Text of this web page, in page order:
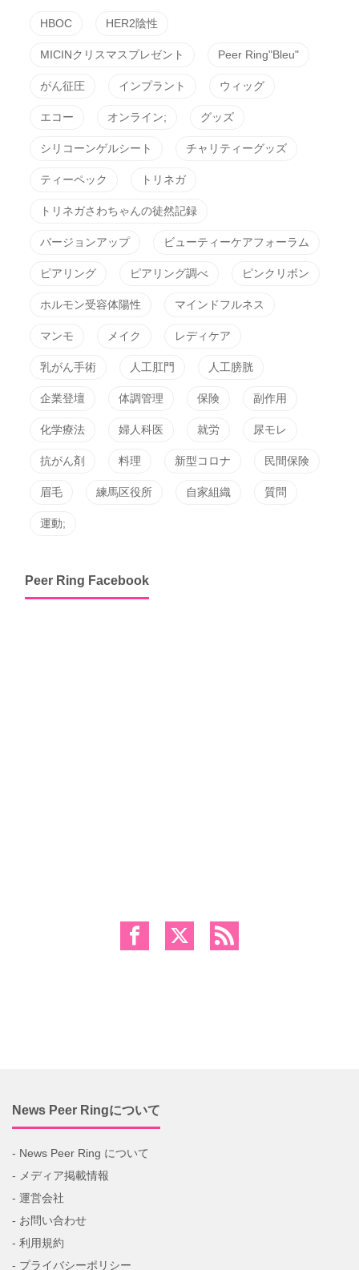
HBOC HER2陰性
MICINクリスマスプレゼント Peer Ring"Bleu"
がん征圧 インプラント ウィッグ
エコー オンライン; グッズ
シリコーンゲルシート チャリティーグッズ
ティーペック トリネガ
トリネガさわちゃんの徒然記録
バージョンアップ ビューティーケアフォーラム
ピアリング ピアリング調べ ピンクリボン
ホルモン受容体陽性 マインドフルネス
マンモ メイク レディケア
乳がん手術 人工肛門 人工膀胱
企業登壇 体調管理 保険 副作用
化学療法 婦人科医 就労 尿モレ
抗がん剤 料理 新型コロナ 民間保険
眉毛 練馬区役所 自家組織 質問
運動;
Peer Ring Facebook
News Peer Ringについて
- News Peer Ring について
- メディア掲載情報
- 運営会社
- お問い合わせ
- 利用規約
- プライバシーポリシー